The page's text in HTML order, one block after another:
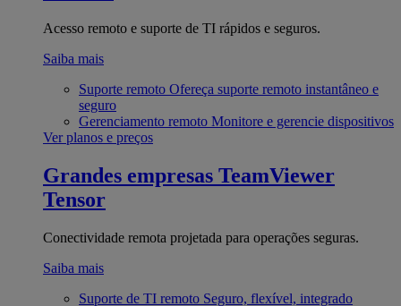
Acesso remoto e suporte de TI rápidos e seguros.
Saiba mais
Suporte remoto Ofereça suporte remoto instantâneo e
seguro
Gerenciamento remoto Monitore e gerencie dispositivos
Ver planos e preços
Grandes empresas TeamViewer
Tensor
Conectividade remota projetada para operações seguras.
Saiba mais
Suporte de TI remoto Seguro, flexível, integrado